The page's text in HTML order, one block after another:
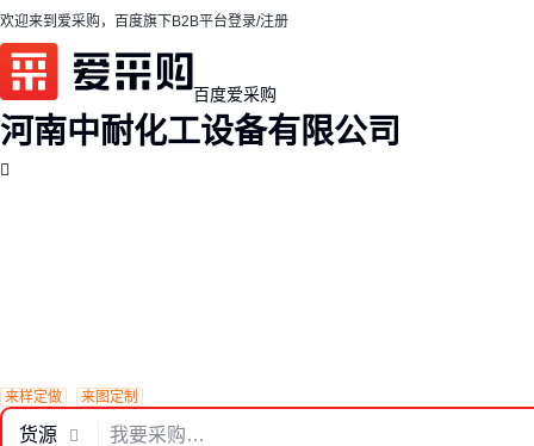
欢迎来到爱采购，百度旗下B2B平台登录/注册
百度爱采购
河南中耐化工设备有限公司
来样定做 来图定制
货源